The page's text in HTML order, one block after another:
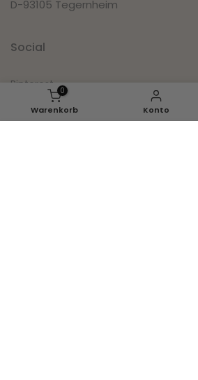
D-93105 Tegernheim
Social
Pinterest
Instagram
0
Warenkorb Konto